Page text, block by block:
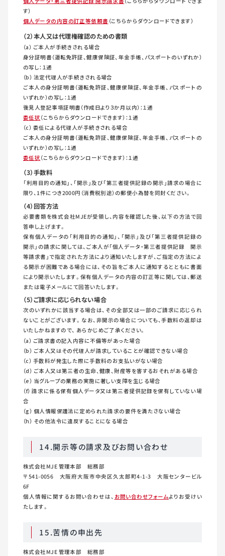
す）
個人データの内容の訂正等依頼書 （こちらからダウンロードできます）
（2）本人又は代理権確認のための書類
（a） ご本人が手続きされる場合
身分証明書（運転免許証、健康保険証、年金手帳、パスポートのいずれか）
の写し：１通
（b） 法定代理人が手続きされる場合
ご本人の身分証明書（運転免許証、健康保険証、年金手帳、パスポートの
いずれか）の写し：１通
後見人登記事項証明書（作成日より３か月以内）：１通
委任状 （こちらからダウンロードできます）：１通
（c） 委任による代理人が手続きされる場合
ご本人の身分証明書（運転免許証、健康保険証、年金手帳、パスポートの
いずれか）の写し：１通
委任状 （こちらからダウンロードできます）：１通
（3）手数料
「利用目的の通知」、「開示」及び「第三者提供記録の開示」請求の場合に
限り、1件につき2000円（消費税別途）の郵便小為替を同封ください。
（4）回答方法
必要書類を株式会社MJEが受領し、内容を確認した後、以下の方法で回
答申し上げます。
保有個人データの「利用目的の通知」、「開示」及び「第三者提供記録の
開示」の請求に関しては、ご本人が「個人データ・第三者提供記録 開示
等請求書」で指定された方法により通知いたしますが、ご指定の方法によ
る開示が困難である場合には、その旨をご本人に通知するとともに書面
により開示いたします。保有個人データの内容の訂正等に関しては、郵送
または電子メールにて回答いたします。
（5）ご請求に応じられない場合
次のいずれかに該当する場合は、その全部又は一部のご請求に応じられ
ないことがございます。なお、非開示の場合についても、手数料の返却は
いたしかねますので、 あらかじめご了承ください。
（a） ご請求書の記入内容に不備等があった場合
（b） ご本人又はその代理人が請求していることが確認できない場合
（c） 手数料が発生した際に手数料のお支払いがない場合
（d） ご本人又は第三者の生命、健康、財産等を害するおそれがある場合
（e） 当グループの業務の実施に著しい支障を生じる場合
（f） 請求に係る保有個人データ又は第三者提供記録を保有していない場
合
（g） 個人情報保護法に定められた請求の要件を満たさない場合
（h） その他法令に違反することになる場合
14.開示等の請求及びお問い合わせ
株式会社MJE 管理本部 総務部
〒541-0056 大阪府大阪市中央区久太郎町4-1-3 大阪センタービル
6F
個人情報に関するお問い合わせは、 お問い合わせフォームよりお受けい
たします。
15.苦情の申出先
株式会社MJE 管理本部 総務部